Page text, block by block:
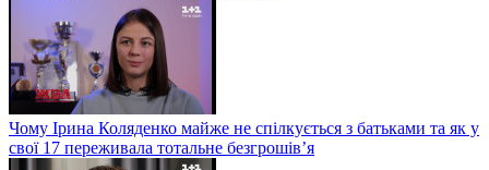
Чому Ірина Коляденко майже не спілкується з батьками та як у
свої 17 переживала тотальне безгрошів’я